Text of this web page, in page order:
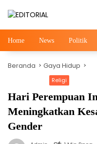
Home News Politik
Beranda Gaya Hidup
Religi
Hari Perempuan
Meningkatkan
Gender